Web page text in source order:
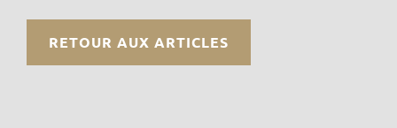
RETOUR AUX ARTICLES